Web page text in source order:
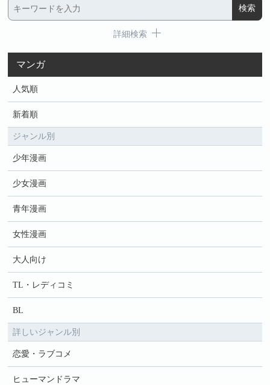
詳細検索
マンガ
人気順
新着順
ジャンル別
少年漫画
少女漫画
青年漫画
女性漫画
大人向け
TL・レディコミ
BL
詳しいジャンル別
恋愛・ラブコメ
ヒューマンドラマ